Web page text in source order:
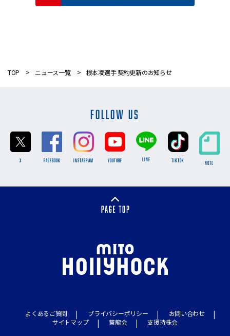
TOP ニュース一覧 根本凌選手 契約更新のお知らせ
FOLLOW US
X FACEBOOK INSTAGRAM YOUTUBE LINE TikTok NOTE
よくあるご質問 プライバシーポリシー
お問い合わせ
サイトマップ
葵龍会 支援持株会